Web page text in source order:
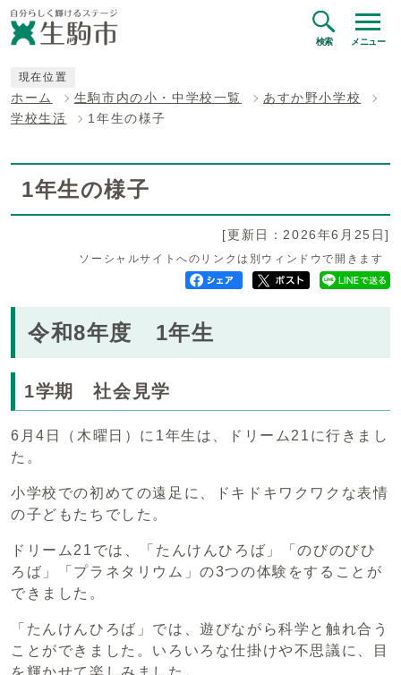
検索 メニュー
現在位置
ホーム 生駒市内の小・中学校一覧
あすか野小学校
学校生活
1年生の様子
1年生の様子
[更新日：2026年6月25日]
ソーシャルサイトへのリンクは別ウィンドウで開きます
令和8年度 1年生
1学期 社会見学
6月4日（木曜日）に1年生は、ドリーム21に行きまし
た。
小学校での初めての遠足に、ドキドキワクワクな表情
の子どもたちでした。
ドリーム21では、「たんけんひろば」「のびのびひ
ろば」「プラネタリウム」の3つの体験をすることが
できました。
「たんけんひろば」では、遊びながら科学と触れ合う
ことができました。いろいろな仕掛けや不思議に、目
を輝かせて楽しみました。